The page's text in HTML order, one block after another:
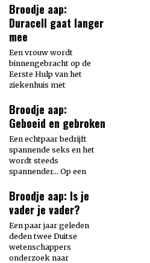
Broodje aap:
Duracell gaat langer
mee
Een vrouw wordt
binnengebracht op de
Eerste Hulp van het
ziekenhuis met
Broodje aap:
Geboeid en gebroken
Een echtpaar bedrijft
spannende seks en het
wordt steeds
spannender… Op een
Broodje aap: Is je
vader je vader?
Een paar jaar geleden
deden twee Duitse
wetenschappers
onderzoek naar